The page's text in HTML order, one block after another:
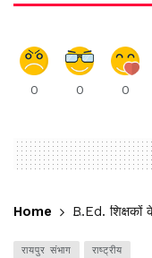
0 0 0
Home B.Ed. शिक्षकों
रायपुर संभाग राष्ट्रीय